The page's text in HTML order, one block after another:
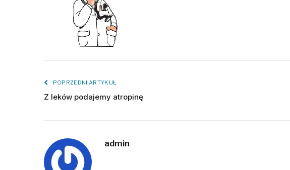
POPRZEDNI ARTYKUŁ
Z leków podajemy atropinę
admin